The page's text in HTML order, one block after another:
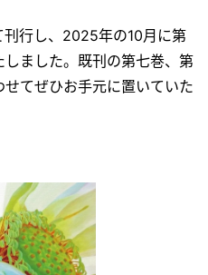
行し、2025年の10月に第
ました。既刊の第七巻、第
てぜひお手元に置いていた